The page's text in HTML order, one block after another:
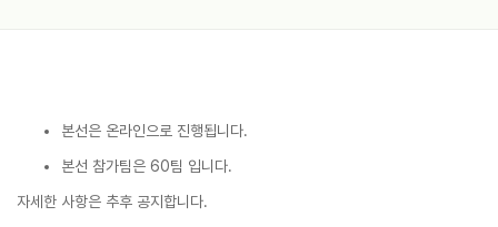
본선은 온라인으로 진행됩니다.
본선 참가팀은 60팀 입니다.
자세한 사항은 추후 공지합니다.